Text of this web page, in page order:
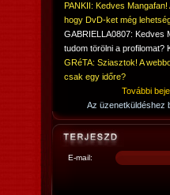
PANKII: Kedves Mangafan!
hogy DvD-ket még
GABRIELLA0807: Kedves
tudom törölni a profilomat?
GRéTA: Sziasztok! A
csak egy időre?
További
Az üzenetküldéshez
E-mail: